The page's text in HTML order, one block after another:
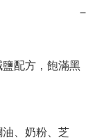
−